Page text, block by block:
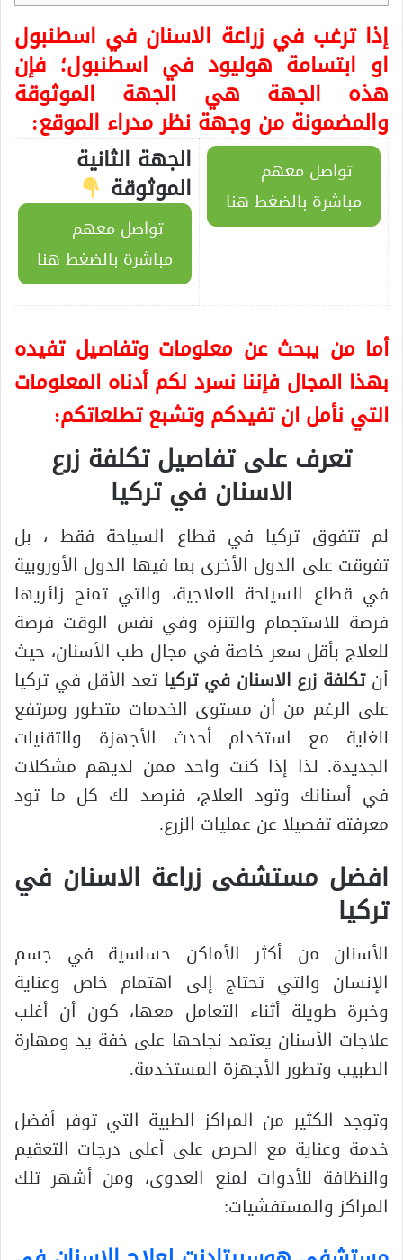
إذا ترغب في زراعة الاسنان في اسطنبول
او ابتسامة هوليود في اسطنبول؛ فإن
هذه الجهة هي الجهة الموثوقة
والمضمونة من وجهة نظر مدراء الموقع:
تواصل معهم
مباشرة بالضغط هنا
الجهة الثانية
الموثوقة
تواصل معهم
مباشرة بالضغط هنا
أما من يبحث عن معلومات وتفاصيل تفيده
بهذا المجال فإننا نسرد لكم أدناه المعلومات
التي نأمل ان تفيدكم وتشبع تطلعاتكم:
تعرف على تفاصيل تكلفة زرع
الاسنان في تركيا
لم تتفوق تركيا في قطاع السياحة فقط ، بل
تفوقت على الدول الأخرى بما فيها الدول الأوروبية
في قطاع السياحة العلاجية، والتي تمنح زائريها
فرصة للاستجمام والتنزه وفي نفس الوقت فرصة
للعلاج بأقل سعر خاصة في مجال طب الأسنان، حيث
أنتكلفة زرع الاسنان في تركيا تعد الأقل في تركيا
على الرغم من أن مستوى الخدمات متطور ومرتفع
للغاية مع استخدام أحدث الأجهزة والتقنيات
الجديدة. لذا إذا كنت واحد ممن لديهم مشكلات
في أسنانك وتود العلاج، فنرصد لك كل ما تود
معرفته تفصيلا عن عمليات الزرع.
افضل مستشفى زراعة الاسنان في
تركيا
الأسنان من أكثر الأماكن حساسية في جسم
الإنسان والتي تحتاج إلى اهتمام خاص وعناية
وخبرة طويلة أثناء التعامل معها، كون أن أغلب
علاجات الأسنان يعتمد نجاحها على خفة يد ومهارة
الطبيب وتطور الأجهزة المستخدمة.
وتوجد الكثير من المراكز الطبية التي توفر أفضل
خدمة وعناية مع الحرص على أعلى درجات التعقيم
والنظافة للأدوات لمنع العدوى، ومن أشهر تلك
المراكز والمستفشيات: